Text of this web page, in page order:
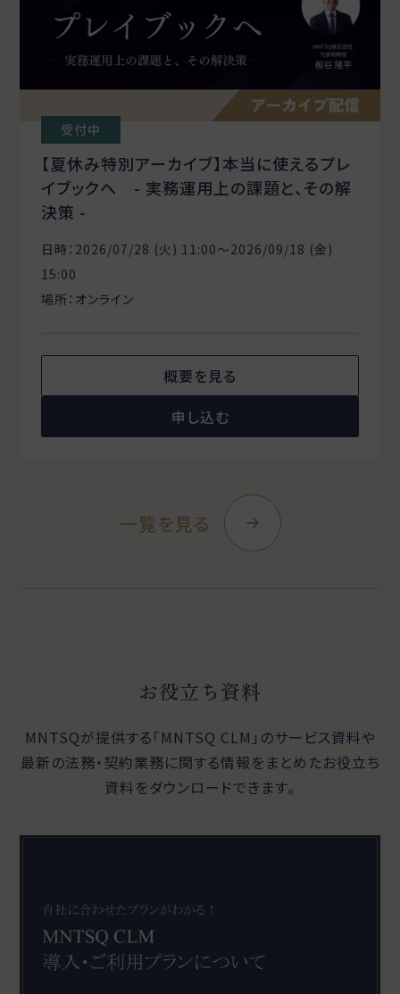
受付中
【夏休み特別アーカイブ】本当に使えるプレ
イブックへ - 実務運用上の課題と、その解
決策 -
日時：2026/07/28 (火) 11:00〜2026/09/18 (金)
15:00
場所：オンライン
概要を見る
申し込む
一覧を見る
お役立ち資料
MNTSQが提供する「MNTSQ CLM」のサービス資料や
最新の法務・契約業務に関する情報をまとめたお役立ち
資料をダウンロードできます。